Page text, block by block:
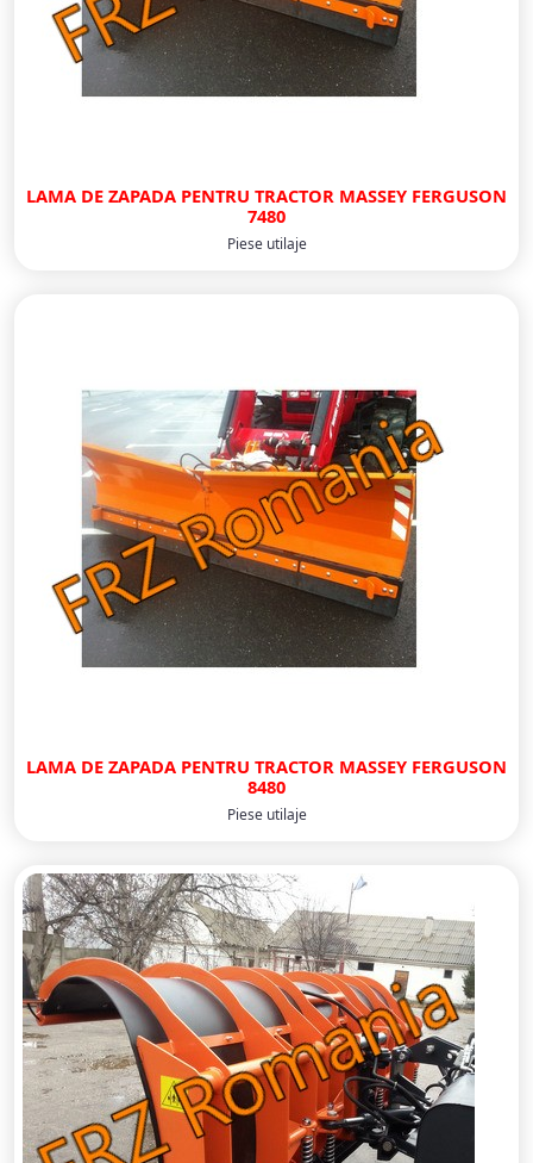
LAMA DE ZAPADA PENTRU TRACTOR MASSEY FERGUSON
7480
Piese utilaje
LAMA DE ZAPADA PENTRU TRACTOR MASSEY FERGUSON
8480
Piese utilaje